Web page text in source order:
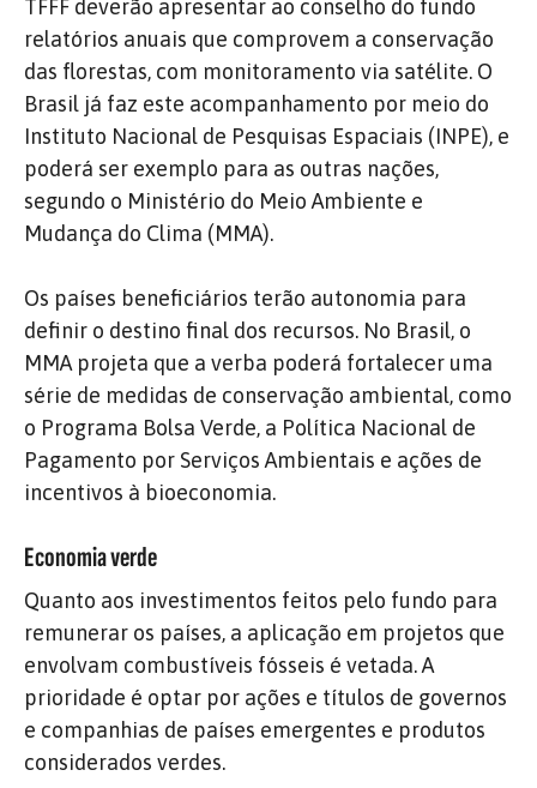
TFFF deverão apresentar ao conselho do fundo
relatórios anuais que comprovem a conservação
das florestas, com monitoramento via satélite. O
Brasil já faz este acompanhamento por meio do
Instituto Nacional de Pesquisas Espaciais (INPE), e
poderá ser exemplo para as outras nações,
segundo o Ministério do Meio Ambiente e
Mudança do Clima (MMA).
Os países beneficiários terão autonomia para
definir o destino final dos recursos. No Brasil, o
MMA projeta que a verba poderá fortalecer uma
série de medidas de conservação ambiental, como
o Programa Bolsa Verde, a Política Nacional de
Pagamento por Serviços Ambientais e ações de
incentivos à bioeconomia.
Economia verde
Quanto aos investimentos feitos pelo fundo para
remunerar os países, a aplicação em projetos que
envolvam combustíveis fósseis é vetada. A
prioridade é optar por ações e títulos de governos
e companhias de países emergentes e produtos
considerados verdes.